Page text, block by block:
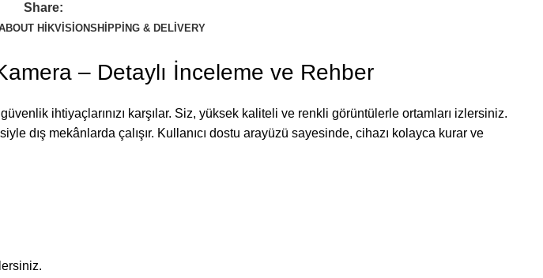
Share:
HIKVISIONSHIPPING & DELIVERY
– Detaylı İnceleme ve Rehber
ihtiyaçlarınızı karşılar. Siz, yüksek kaliteli ve renkli görüntülerle ortamları izlersiniz.
dış mekânlarda çalışır. Kullanıcı dostu arayüzü sayesinde, cihazı kolayca kurar ve